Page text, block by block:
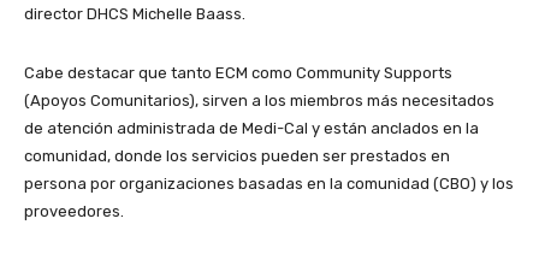
director DHCS Michelle Baass.
Cabe destacar que tanto ECM como Community Supports
(Apoyos Comunitarios), sirven a los miembros más necesitados
de atención administrada de Medi-Cal y están anclados en la
comunidad, donde los servicios pueden ser prestados en
persona por organizaciones basadas en la comunidad (CBO) y los
proveedores.